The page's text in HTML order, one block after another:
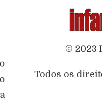
© 2023
Todos os